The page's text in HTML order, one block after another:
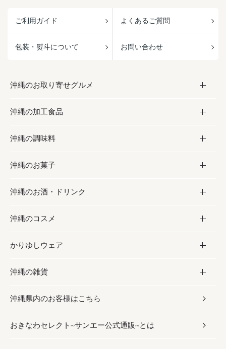
ご利用ガイド よくあるご質問
包装・熨斗について お問い合わせ
沖縄のお取り寄せグルメ
お取り寄せグルメ
フルーツ・野菜
お肉
海産物
沖縄の加工食品
加工食品
缶詰／パウチ
沖縄料理
沖縄そば／乾麺
レトルト食品
乾物／粉類
沖縄の調味料
調味料
砂糖／黒砂糖
塩
お酢／ドレッシング
しょうゆ
みそ
だし／スパイス／島唐辛子
沖縄のお菓子
お菓子
黒糖
ちんすこう
伝統菓子
スナック
おつまみ
沖縄のお酒・ドリンク
お酒・ドリンク
泡盛
ビール・チューハイ
ワイン・ウィスキー・カクテル
ドリンク
沖縄のコスメ
コスメ
スキンケア
ボディケア
ヘアケア
かりゆしウェア
かりゆしウェア
メンズ
レディース
沖縄の雑貨
雑貨
沖縄ファッション
沖縄県内のお客様はこちら
おきなわセレクト~サンエー公式通販~とは